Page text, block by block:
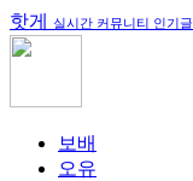
핫게 실시간 커뮤니티 인기글
보배
오유